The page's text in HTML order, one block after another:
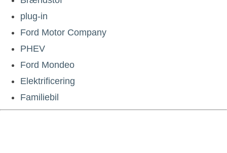
plug-in
Ford Motor Company
PHEV
Ford Mondeo
Elektrificering
Familiebil